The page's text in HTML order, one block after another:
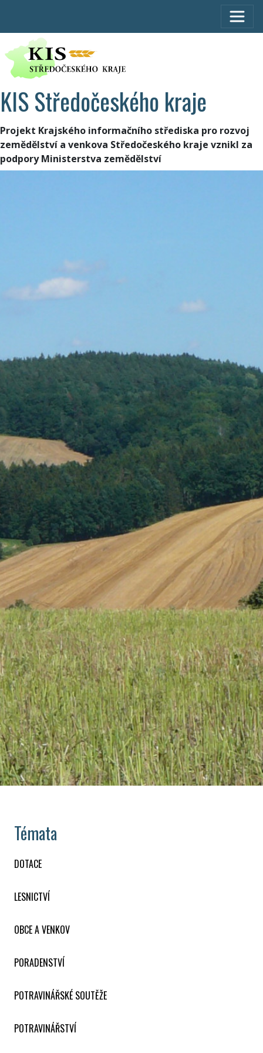
KIS Středočeského kraje
Projekt Krajského informačního střediska pro rozvoj
zemědělství a venkova Středočeského kraje vznikl za
podpory Ministerstva zemědělství
Témata
DOTACE
LESNICTVÍ
OBCE A VENKOV
PORADENSTVÍ
POTRAVINÁŘSKÉ SOUTĚŽE
POTRAVINÁŘSTVÍ